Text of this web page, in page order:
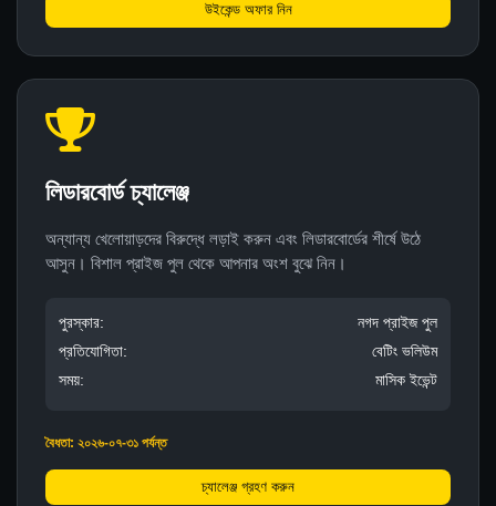
উইকেন্ড অফার নিন
লিডারবোর্ড চ্যালেঞ্জ
অন্যান্য খেলোয়াড়দের বিরুদ্ধে লড়াই করুন এবং লিডারবোর্ডের শীর্ষে উঠে
আসুন। বিশাল প্রাইজ পুল থেকে আপনার অংশ বুঝে নিন।
পুরস্কার:
নগদ প্রাইজ পুল
প্রতিযোগিতা:
বেটিং ভলিউম
সময়:
মাসিক ইভেন্ট
বৈধতা: ২০২৬-০৭-৩১ পর্যন্ত
চ্যালেঞ্জ গ্রহণ করুন